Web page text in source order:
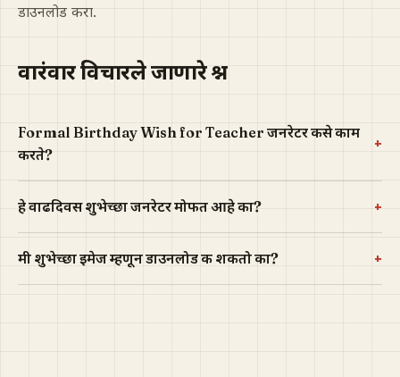
डाउनलोड करा.
वारंवार विचारले जाणारे प्रश्न
Formal Birthday Wish for Teacher जनरेटर कसे काम
करते?
+
हे वाढदिवस शुभेच्छा जनरेटर मोफत आहे का? +
मी शुभेच्छा इमेज म्हणून डाउनलोड करू शकतो का? +